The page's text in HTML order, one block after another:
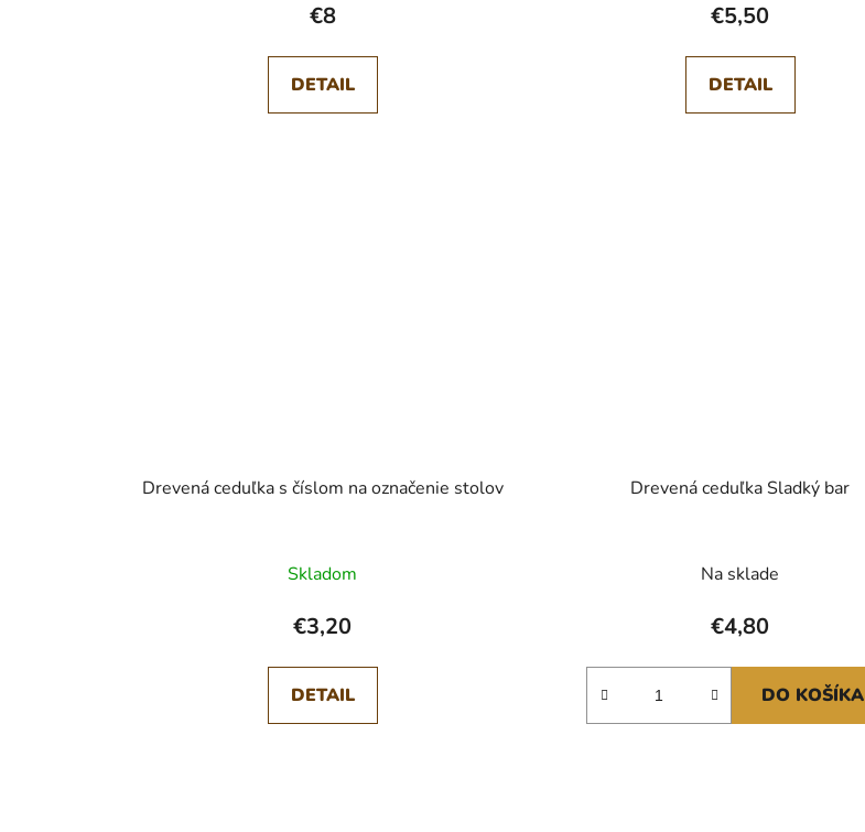
€8
DETAIL
€5,50
DETAIL
Drevená ceduľka s číslom na označenie stolov
Skladom
€3,20
DETAIL
Drevená ceduľka Sladký bar
Na sklade
€4,80
DO KOŠÍKA